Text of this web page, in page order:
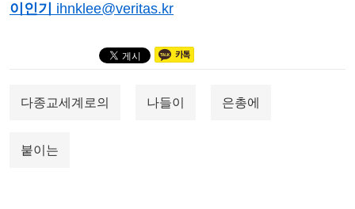
이인기 ihnklee@veritas.kr
다종교세계로의 나들이 은총에
붙이는